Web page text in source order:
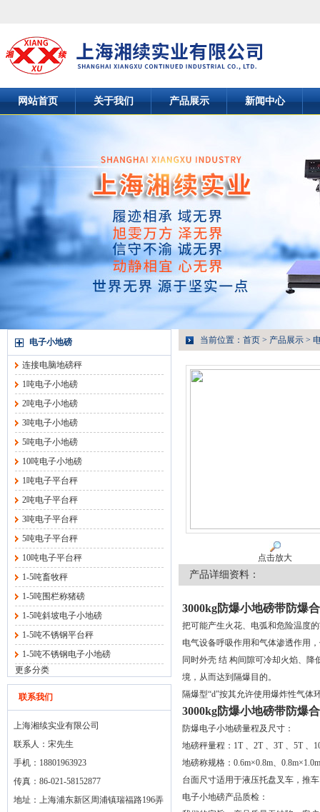
网站首页 关于我们 产品展示 新闻中心
电子小地磅
连接电脑地磅秤
1吨电子小地磅
2吨电子小地磅
3吨电子小地磅
5吨电子小地磅
10吨电子小地磅
1吨电子平台秤
2吨电子平台秤
3吨电子平台秤
5吨电子平台秤
10吨电子平台秤
1-5吨畜牧秤
1-5吨围栏称猪磅
1-5吨斜坡电子小地磅
1-5吨不锈钢平台秤
1-5吨不锈钢电子小地磅
更多分类
联系我们
上海湘续实业有限公司
联系人：宋先生
手机：18801963923
传真：86-021-58152877
地址：上海浦东新区周浦镇瑞福路196弄
当前位置： 首页 > 产品展示 >
点击放大
产品详细资料：
3000kg防爆小地磅带防爆
把可能产生火花、电弧和危险温度
电气设备呼吸作用和气体渗透作用
同时外壳 结 构间隙可冷却火焰、
境，从而达到隔爆目的。
隔爆型“d”按其允许使用爆炸性气
3000kg防爆小地磅带防爆
防爆电子小地磅量程及尺寸：
地磅秤量程：1T 、2T 、3T 、5T 、
地磅称规格：0.6m×0.8m、
台面尺寸适用于液压托盘叉车，推
电子小地磅产品质检：